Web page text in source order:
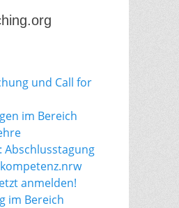
und Call for
im Bereich
Abschlusstagung
anmelden!
im Bereich